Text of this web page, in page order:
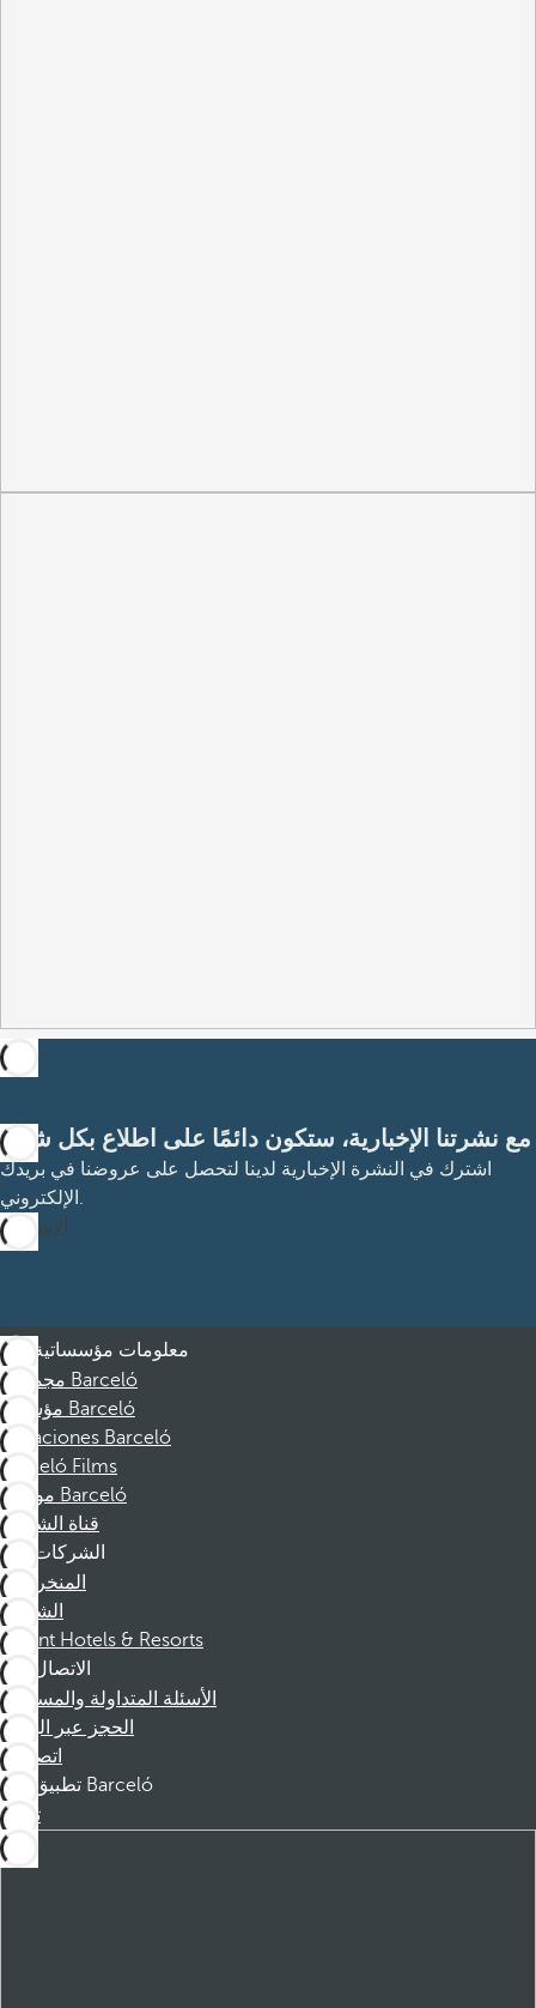
مع نشرتنا الإخبارية، ستكون دائمًا على اطلاع بكل شيء
اشترك في النشرة الإخبارية لدينا لتحصل على عروضنا في بريدك
الإلكتروني.
الاشتراك
معلومات مؤسساتية
مجموعة Barceló
مؤسسة Barceló
Vacaciones Barceló
Barceló Films
موظفو Barceló
قناة الشكوى
الشركات
المنخرطين
الشركاء
Dorint Hotels & Resorts
الاتصال
الأسئلة المتداولة والمساعدة
الحجز عبر الهاتف
اتصل بنا
تطبيق Barceló
تنزيل